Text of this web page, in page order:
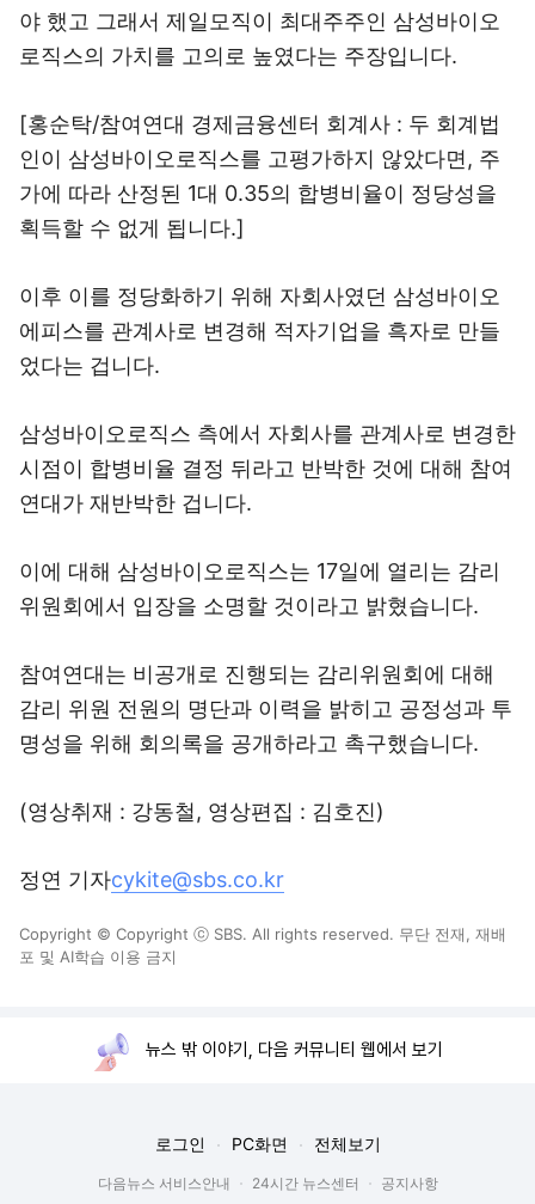
야 했고 그래서 제일모직이 최대주주인 삼성바이오
로직스의 가치를 고의로 높였다는 주장입니다.
[홍순탁/참여연대 경제금융센터 회계사 : 두 회계법
인이 삼성바이오로직스를 고평가하지 않았다면, 주
가에 따라 산정된 1대 0.35의 합병비율이 정당성을
획득할 수 없게 됩니다.]
이후 이를 정당화하기 위해 자회사였던 삼성바이오
에피스를 관계사로 변경해 적자기업을 흑자로 만들
었다는 겁니다.
삼성바이오로직스 측에서 자회사를 관계사로 변경한
시점이 합병비율 결정 뒤라고 반박한 것에 대해 참여
연대가 재반박한 겁니다.
이에 대해 삼성바이오로직스는 17일에 열리는 감리
위원회에서 입장을 소명할 것이라고 밝혔습니다.
참여연대는 비공개로 진행되는 감리위원회에 대해
감리 위원 전원의 명단과 이력을 밝히고 공정성과 투
명성을 위해 회의록을 공개하라고 촉구했습니다.
(영상취재 : 강동철, 영상편집 : 김호진)
정연 기자cykite@sbs.co.kr
Copyright © Copyright ⓒ SBS. All rights reserved. 무단 전재, 재배
포 및 AI학습 이용 금지
뉴스 밖 이야기, 다음 커뮤니티 웹에서 보기
로그인 PC화면 전체보기
다음뉴스 서비스안내 24시간 뉴스센터
공지사항